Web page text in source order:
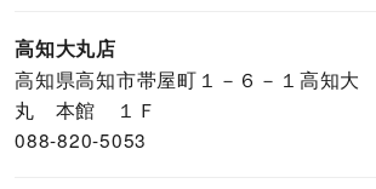
高知大丸店
高知県高知市帯屋町１－６－１高知大
丸 本館 １Ｆ
088-820-5053